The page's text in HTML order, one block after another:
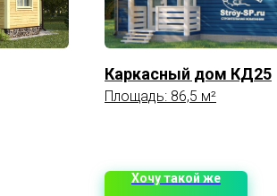
Каркасный дом КД25
Площадь: 86,5 м²
Хочу такой же